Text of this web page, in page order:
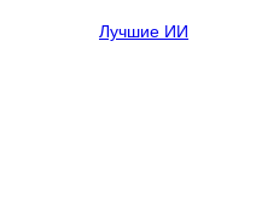
Лучшие ИИ